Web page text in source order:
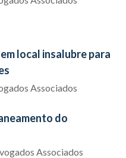
local insalubre para
Associados
do
Associados